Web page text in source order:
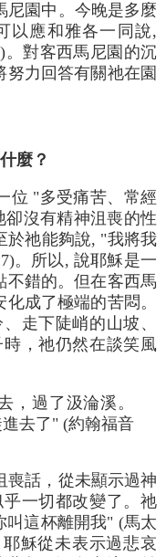
尼園中。今晚是多麼
以應和雅各一同說,
。對客西馬尼園的沉
力回答有關祂在園
麼？
位 "多受痛苦、常經
卻沒有精神沮喪的性
於祂能夠說, "我將我
。所以, 說耶穌是一
不錯的。但在客西馬
成了極端的苦悶。
走下陡峭的山坡、
，祂仍然在談笑風
，過了汲淪溪。
去了" (約翰福音
喪話，從未顯示過神
一切都改變了。祂
叫這杯離開我" (馬太
穌從未表示過悲哀